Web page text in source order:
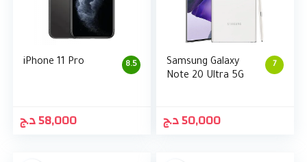
8.5
iPhone 11 Pro
58,000د.ج
7
Samsung Galaxy
Note 20 Ultra 5G
50,000د.ج